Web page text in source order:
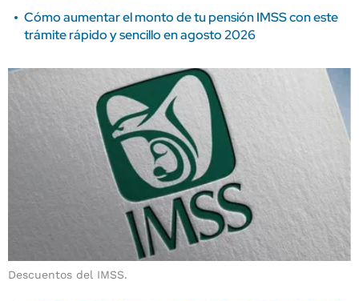
Cómo aumentar el monto de tu pensión IMSS con este
trámite rápido y sencillo en agosto 2026
Descuentos del IMSS.